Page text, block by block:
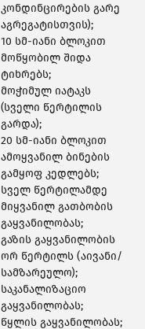
კონდინცირების გარე
აგრეგატისთვის);
10 სმ-იანი ბლოკით
მოწყობილ შიდა
ტიხრებს;
მოჭიმულ იატაკს
(სველი წერტილის
გარდა);
20 სმ-იანი ბლოკით
ამოყვანილ ბინების
გამყოფ კედლებს;
სველ წერტილამდე
მიყვანილ გათბობის
გაყვანილობას;
გაზის გაყვანილობის
ორ წერტილს (აივანი/
სამზარეულო);
საკანალიზაციო
გაყვანილობას;
წყლის გაყვანილობას;